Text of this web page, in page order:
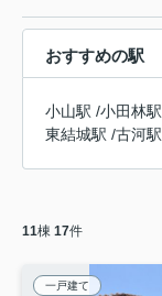
おすすめの駅
小山駅 /小田林駅
東結城駅 /古河駅
11棟 17件
一戸建て